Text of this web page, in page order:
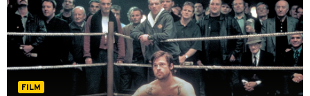
FILM